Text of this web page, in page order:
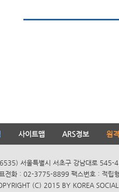
사이트맵 ARS정보 원
서울특별시 서초구 강남대로 545-
전화 : 02-3775-8899 팩스번호 : 적립
(C) 2015 BY KOREA SOCIAL